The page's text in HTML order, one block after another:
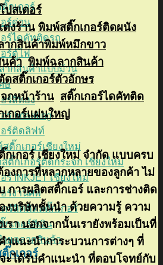
กเกอร์
ร์ด่วน
ร์ไดคัทติดรถ
ร์ตู้ไฟ
ากสินค้าแบบม้วน
ษ
ร์สีทอง
ร์ hoarding
อร์ติดลิฟท์
ติ๊กเกอร์เชียงใหม่
ติ๊กเกอร์ติดกระจก เชียงใหม่
ร์ INKJET เชียงใหม่
ร์งานศพ
ริลิคติดสติ๊กเกอร์
เกอร์สีเงิน
ยฉลากสินค้า
กเกอร์
ปสเตอร์
ต่งร้าน พิมพ์สติ๊กเกอร์ติดผนัง
ากสินค้าพิมพ์หมึกขาว
นค้า พิมพ์ฉลากสินค้า
ดสติ๊กเกอร์ตัวอักษร
กหน้าร้าน สติ๊กเกอร์ไดคัทติด
กอร์แผ่นใหญ่
กเกอร์ เชียงใหม่ จำกัด แบบครบ
องการที่หลากหลายของลูกค้า ไม่
การผลิตสติ๊กเอร์ และการช่างติด
งบริษัทชั้นนำ ด้วยความรู้ ความ
รา นอกจากนั้นเรายังพร้อมเป็นที่
ำแนะนำการะบวนการต่างๆ ที่
ะได้รับคำแนะนำ ที่ตอบโจทย์กับ